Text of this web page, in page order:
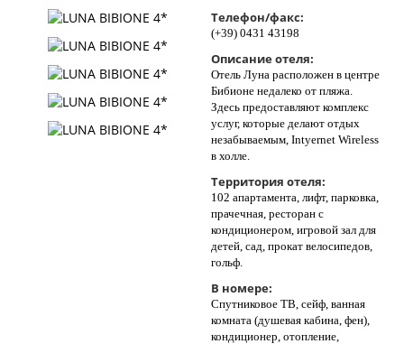
Телефон/факс:
(+39) 0431 43198
Описание отеля:
Отель Луна расположен в центре
Бибионе недалеко от пляжа.
Здесь предоставляют комплекс
услуг, которые делают отдых
незабываемым, Intyernet Wireless
в холле.
Территория отеля:
102 апартамента, лифт, парковка,
прачечная, ресторан с
кондиционером, игровой зал для
детей, сад, прокат велосипедов,
гольф.
В номере:
Спутниковое ТВ, сейф, ванная
комната (душевая кабина, фен),
кондиционер, отопление,